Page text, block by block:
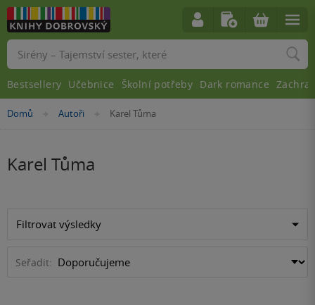
Nacházíte
Domů »Autoři »
Karel Tůma
Karel Tůma
Filtrovat výsledky
Seřadit:
Vyhledávání
Bestsellery Učebnice Školní potřeby Dark romance